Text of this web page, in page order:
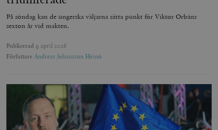
På söndag kan de ungerska väljarna sätta punkt för Viktor Orbáns
sexton år vid makten.
Publicerad 9 april 2026
Författare Andreas Johansson Heinö